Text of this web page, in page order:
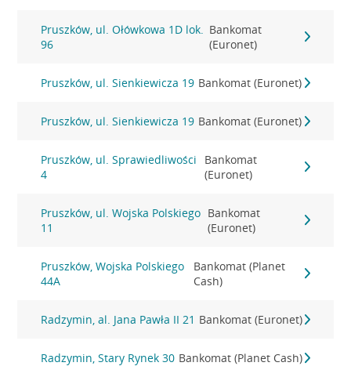
Pruszków, ul. Ołówkowa 1D lok.
96
Bankomat
(Euronet)
Pruszków, ul. Sienkiewicza 19 Bankomat (Euronet)
Pruszków, ul. Sienkiewicza 19 Bankomat (Euronet)
Pruszków, ul. Sprawiedliwości
4
Bankomat
(Euronet)
Pruszków, ul. Wojska Polskiego
11
Bankomat
(Euronet)
Pruszków, Wojska Polskiego
44A
Bankomat (Planet
Cash)
Radzymin, al. Jana Pawła II 21 Bankomat (Euronet)
Radzymin, Stary Rynek 30 Bankomat (Planet Cash)